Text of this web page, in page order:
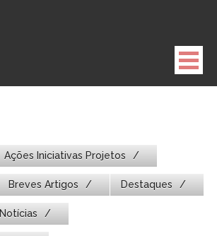
Ações Iniciativas Projetos
Breves Artigos Destaques
Notícias